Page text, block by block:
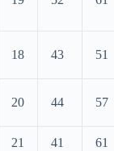
18 43 51
20 44 57
21 41 61